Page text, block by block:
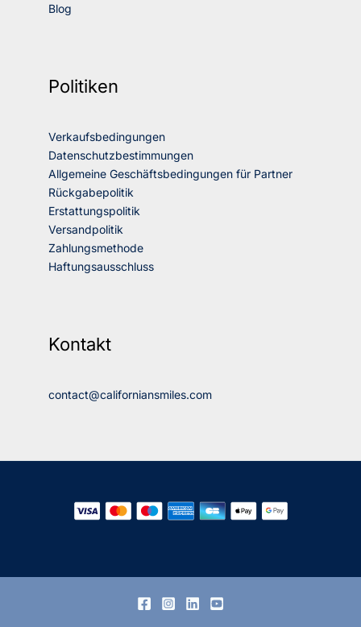
Blog
Politiken
Verkaufsbedingungen
Datenschutzbestimmungen
Allgemeine Geschäftsbedingungen für Partner
Rückgabepolitik
Erstattungspolitik
Versandpolitik
Zahlungsmethode
Haftungsausschluss
Kontakt
contact@californiansmiles.com